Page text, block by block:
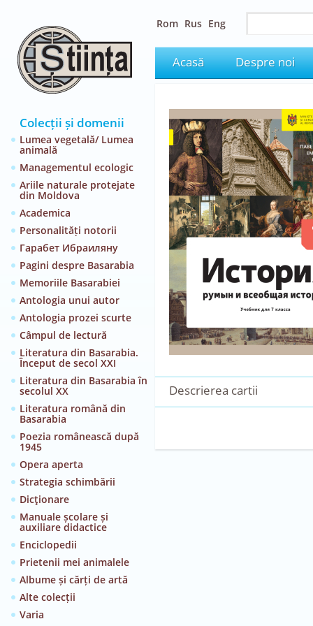
Colecții și domenii
Lumea vegetală/ Lumea
animală
Managementul ecologic
Ariile naturale protejate
din Moldova
Academica
Personalități notorii
Гарабет Ибраиляну
Pagini despre Basarabia
Memoriile Basarabiei
Antologia unui autor
Antologia prozei scurte
Câmpul de lectură
Literatura din Basarabia.
Început de secol XXI
Literatura din Basarabia în
secolul XX
Literatura română din
Basarabia
Poezia românească după
1945
Opera aperta
Strategia schimbării
Dicţionare
Manuale școlare și
auxiliare didactice
Enciclopedii
Prietenii mei animalele
Albume și cărți de artă
Alte colecții
Varia
Rom Rus Eng
Acasă Despre noi
Descrierea cartii